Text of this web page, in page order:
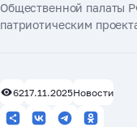
Общественной палаты
патриотическим
6217.11.2025Новости